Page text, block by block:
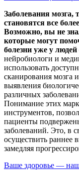
Заболевания мозга,
становятся все
Возможно, вы не
которые могут
болезни уже у
нейробиологи и
использовать
сканирования
выявления
различных
Понимание этих
инструментов,
пациенты
заболеваний. Это, в
осуществить раннее
замедляя
Ваше здоровье —